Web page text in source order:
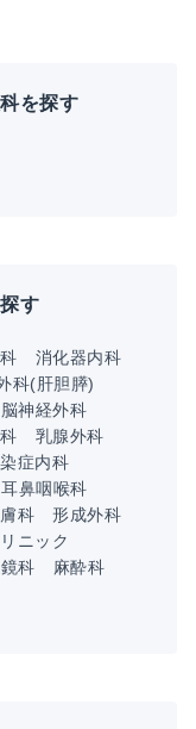
を探す
す
消化器内科
科(肝胆膵)
脳神経外科
乳腺外科
症内科
耳鼻咽喉科
科
形成外科
ニック
科
麻酔科